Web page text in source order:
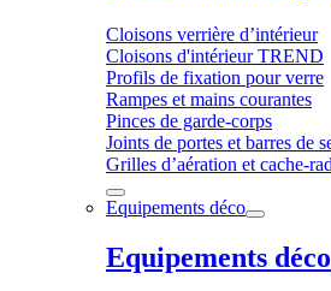
Cloisons verrière d’intérieur
Cloisons d'intérieur TREND
Profils de fixation pour verre
Rampes et mains courantes
Pinces de garde-corps
Joints de portes et barres de
Grilles d’aération et cache-
Equipements déco
Equipements déco